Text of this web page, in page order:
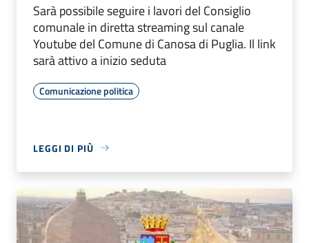
Sarà possibile seguire i lavori del Consiglio
comunale in diretta streaming sul canale
Youtube del Comune di Canosa di Puglia. Il link
sarà attivo a inizio seduta
Comunicazione politica
LEGGI DI PIÙ